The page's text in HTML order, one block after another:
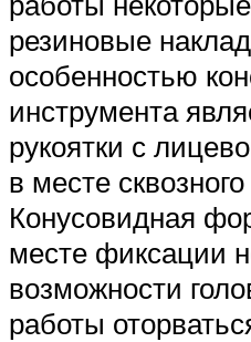
резиновые
особенностью
инструмента
рукоятки с
в месте
Конусовидная
месте фиксации
возможности
работы